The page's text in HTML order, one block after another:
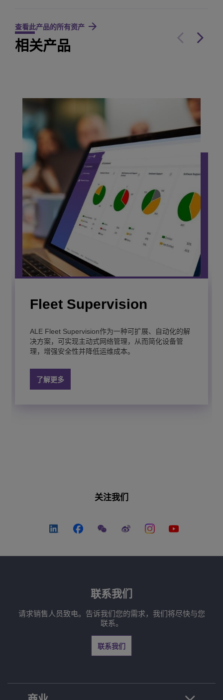
查看此产品的所有资产
相关产品
Fleet Supervision
ALE Fleet Supervision作为一种可扩展、自动化的解
决方案，可实现主动式网络管理，从而简化设备管
理，增强安全性并降低运维成本。
了解更多
OmniSwitch 6860(E) 可
堆叠局域网交换机
专为要求最严苛的融合网络而设计：高密度、统一接
了解更多
OmniSwitch 2260
一款高性价比千兆级智能网管系列交换机，支持安全
静态路由。
了解更多
OmniSwitch 6900 可堆叠
局域网交换机
这款柜顶式局域网和数据中心交换机具有结构紧凑和
以太网交换机
一款工业级加固、可网络管理的 紧凑型工业交换机，
无风扇设计、支持 DIN 导轨安装，适用在恶劣环境和
了解更多
OmniSwitch 6560E堆叠
式多千兆以太网LAN交换
机
OmniSwitch 6560具有面向高速IEEE 802.11 ac设备
的多千兆端口、10GigE上行链路和20 GigE堆叠能
OmniSwitch 6865工业以
太网交换机
一款支持关键应用的工业加固型三层智能可管理交换
了解更多
OmniSwitch 9900 模块化
局域网交换机
目前已在企业、服务提供商和数据中心环境中得到了
广泛的应用。
OmniSwitch 2360增强型
可堆叠千兆以太网LAN交
换机系列
一款支持云端管理，服务质量 (QoS) 和限速性能的高
性价比交换机。
找到满足您网络需求的交换机！欢迎使用我们的交换
机对比工具，对比我们不同 OmniSwitch 系列交换机
的功能和特性。
了解更多
一款专为工业场景部署而设计的坚固、无风扇 DIN 导
基础设施网络，提供先进的以太网供电（PoE）、精
准时钟和安全自动化功能。
了解更多
专为 Wi-Fi 6/6E/7 优化的低延迟、高速率以太网交换
机，最大程度地增强网络性能，提升物联网连接能
OmniSwitch 6465T 工业
级以太网交换机
一款工业级加固、智能管理千兆级以太网交换机，是
了解更多
关注我们
联系我们
请求销售人员致电。告诉我们您的需求，我们将尽快与您
联系。
联系我们